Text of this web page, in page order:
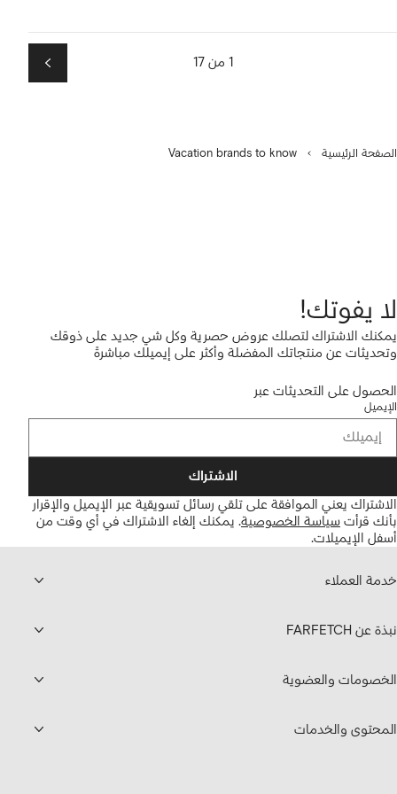
1 من 17 التالي
الصفحة الرئيسية Vacation brands to know
لا يفوتك!
يمكنك الاشتراك لتصلك عروض حصرية وكل شي جديد على ذوقك
وتحديثات عن منتجاتك المفضلة وأكثر على إيميلك مباشرةً
الحصول على التحديثات عبر
الإيميل
الاشتراك
الاشتراك يعني الموافقة على تلقي رسائل تسويقية عبر الإيميل والإقرار
بأنك قرأت سياسة الخصوصية. يمكنك إلغاء الاشتراك في أي وقت من
أسفل الإيميلات.
خدمة العملاء
نبذة عن FARFETCH
الخصومات والعضوية
المحتوى والخدمات